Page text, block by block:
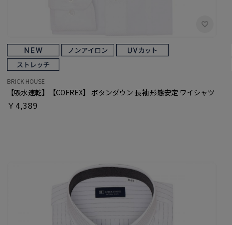
BRICK HOUSE
【吸水速乾】【COFREX】 ボタンダウン 長袖 形態安定 ワイシャツ
￥4,389